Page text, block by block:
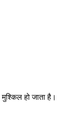
मुश्किल हो जाता है।